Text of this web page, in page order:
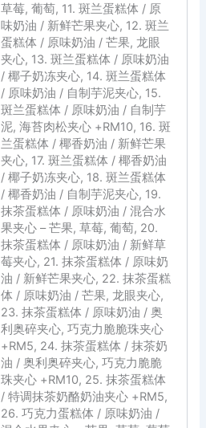
草莓, 葡萄, 11. 斑兰蛋糕体 / 原
味奶油 / 新鲜芒果夹心, 12. 斑兰
蛋糕体 / 原味奶油 / 芒果, 龙眼
夹心, 13. 斑兰蛋糕体 / 原味奶油
/ 椰子奶冻夹心, 14. 斑兰蛋糕体
/ 原味奶油 / 自制芋泥夹心, 15.
斑兰蛋糕体 / 原味奶油 / 自制芋
泥, 海苔肉松夹心 +RM10, 16. 斑
兰蛋糕体 / 椰香奶油 / 新鲜芒果
夹心, 17. 斑兰蛋糕体 / 椰香奶油
/ 椰子奶冻夹心, 18. 斑兰蛋糕体
/ 椰香奶油 / 自制芋泥夹心, 19.
抹茶蛋糕体 / 原味奶油 / 混合水
果夹心 – 芒果, 草莓, 葡萄, 20.
抹茶蛋糕体 / 原味奶油 / 新鲜草
莓夹心, 21. 抹茶蛋糕体 / 原味奶
油 / 新鲜芒果夹心, 22. 抹茶蛋糕
体 / 原味奶油 / 芒果, 龙眼夹心,
23. 抹茶蛋糕体 / 原味奶油 / 奥
利奥碎夹心, 巧克力脆脆珠夹心
+RM5, 24. 抹茶蛋糕体 / 抹茶奶
油 / 奥利奥碎夹心, 巧克力脆脆
珠夹心 +RM10, 25. 抹茶蛋糕体
/ 特调抹茶奶酪奶油夹心 +RM5,
26. 巧克力蛋糕体 / 原味奶油 /